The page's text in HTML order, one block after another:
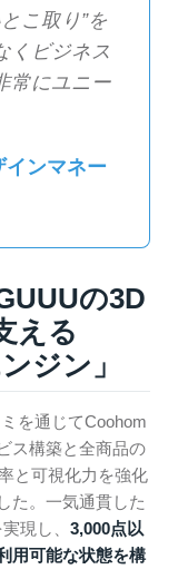
こ取り”を
くビジネス
常にユニー
ンマネー
の3D
える
ジン」
を通じてCoohom
ス構築と全商品の
と可視化力を強化
た。一気通貫した
現し、 3,000点以
用可能な状態を構